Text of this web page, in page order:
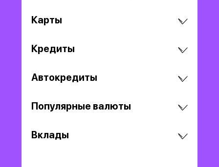
Карты
Кредиты
Автокредиты
Популярные валюты
Вклады